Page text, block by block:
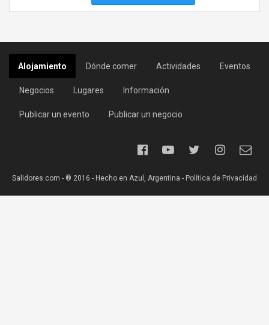
Alojamiento Dónde comer Actividades Eventos
Negocios Lugares Información
Publicar un evento Publicar un negocio
Salidores.com - ® 2016 - Hecho en Azul, Argentina - Política de Privacidad